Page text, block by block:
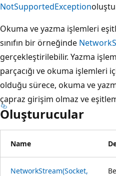
NotSupportedException
Okuma ve yazma işlemleri
sınıfın bir örneğinde
gerçekleştirilebilir. Yazma
parçacığı ve okuma işlemleri
olduğu sürece, okuma ve
çapraz girişim olmaz ve
Oluşturucular
Name
NetworkStream(Socket,